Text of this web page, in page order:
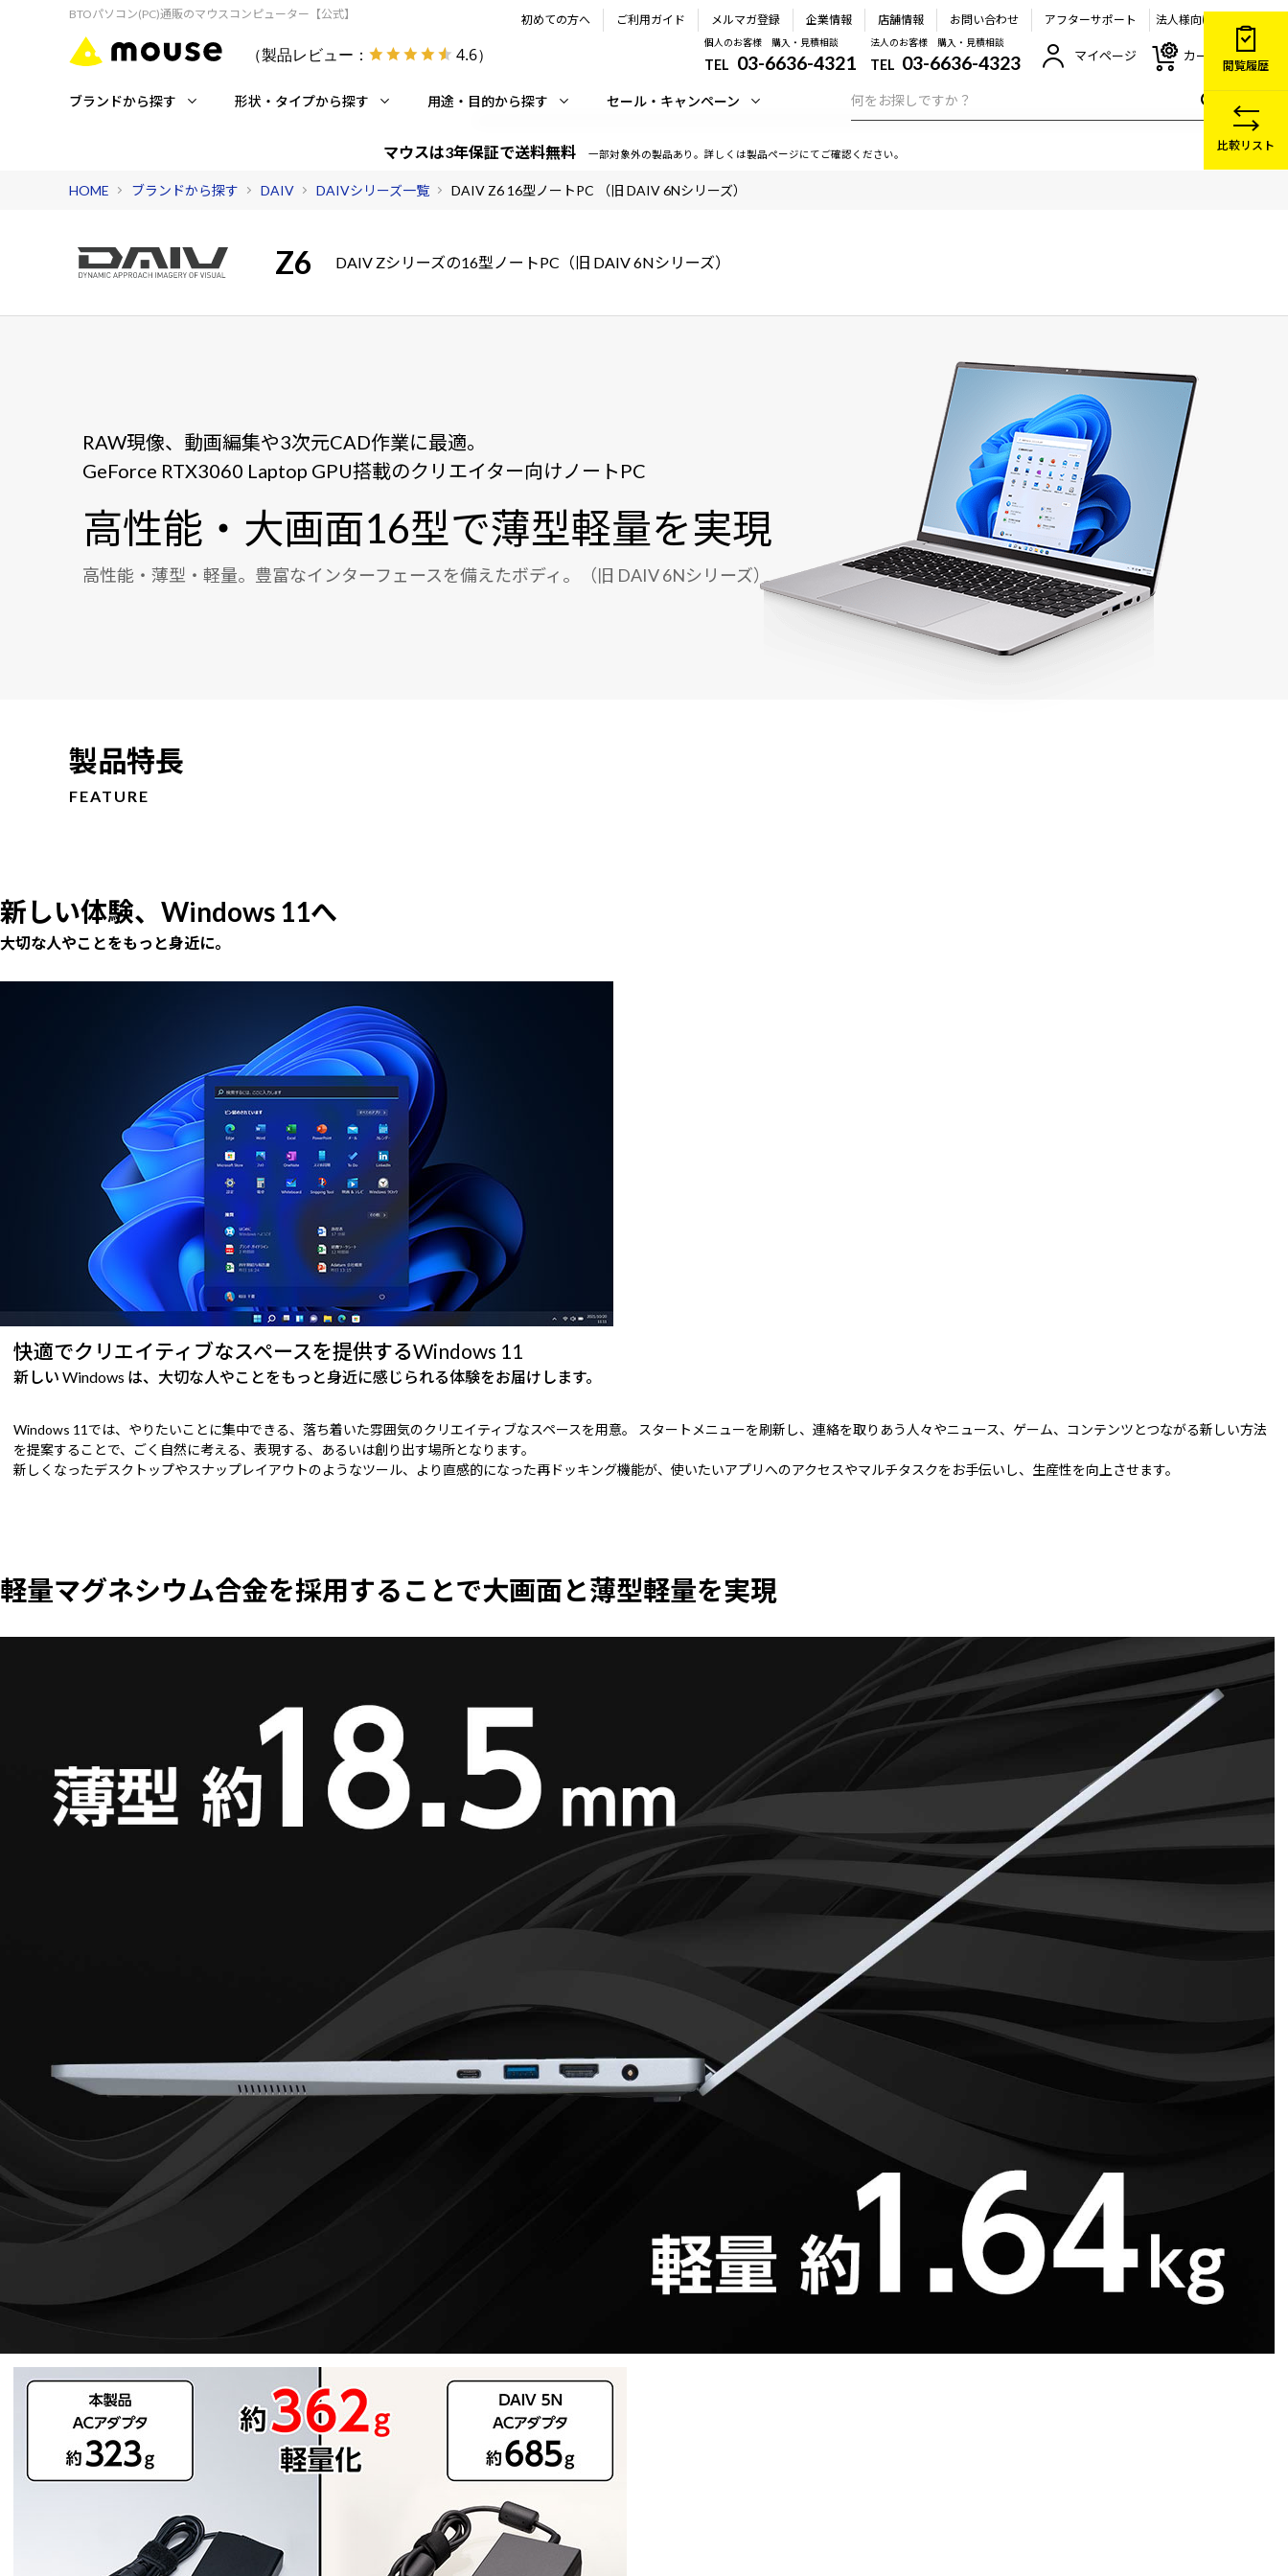
BTOパソコン(PC)通販のマウスコンピューター【公式】
（製品レビュー： 4.6）
初めての方へ ご利用ガイド メルマガ登録 企業情報 店舗情報 お問い合わせ アフターサポート 法人様向け
個人のお客様 購入・見積相談
TEL 03-6636-4321
法人のお客様 購入・見積相談
TEL 03-6636-4323 マイページ カート
ブランドから探す 形状・タイプから探す 用途・目的から探す セール・キャンペーン
マウスは3年保証で送料無料 一部対象外の製品あり。詳しくは製品ページにてご確認ください。
HOME ブランドから探す DAIV DAIVシリーズ一覧 DAIV Z6 16型ノートPC （旧 DAIV 6Nシリーズ）
Z6 DAIV Zシリーズの16型ノートPC（旧 DAIV 6Nシリーズ）
RAW現像、動画編集や3次元CAD作業に最適。
GeForce RTX3060 Laptop GPU搭載のクリエイター向けノートPC
高性能・大画面16型で薄型軽量を実現
高性能・薄型・軽量。豊富なインターフェースを備えたボディ。（旧 DAIV 6Nシリーズ）
製品特長
FEATURE
新しい体験、Windows 11へ
大切な人やことをもっと身近に。
快適でクリエイティブなスペースを提供するWindows 11
新しい Windows は、大切な人やことをもっと身近に感じられる体験をお届けします。
Windows 11では、やりたいことに集中できる、落ち着いた雰囲気のクリエイティブなスペースを用意。 スタートメニューを刷新し、連絡を取りあう人々やニュース、ゲーム、コンテンツとつながる新しい方法
を提案することで、ごく自然に考える、表現する、あるいは創り出す場所となります。
新しくなったデスクトップやスナップレイアウトのようなツール、より直感的になった再ドッキング機能が、使いたいアプリへのアクセスやマルチタスクをお手伝いし、生産性を向上させます。
軽量マグネシウム合金を採用することで大画面と薄型軽量を実現
閲覧履歴
比較リスト